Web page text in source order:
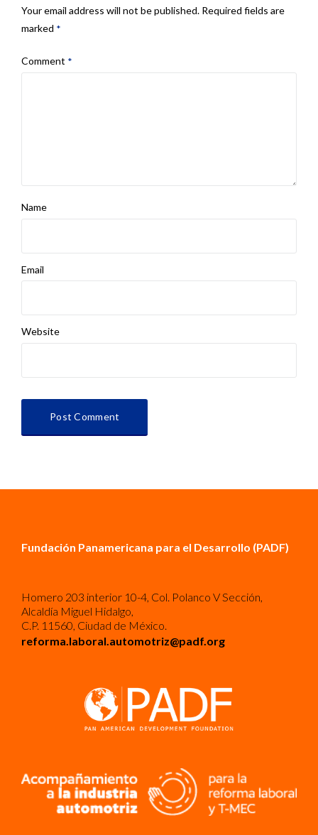
Your email address will not be published. Required fields are
marked *
Comment *
Name
Email
Website
Fundación Panamericana para el Desarrollo (PADF)
Homero 203 interior 10-4, Col. Polanco V Sección,
Alcaldía Miguel Hidalgo,
C.P. 11560, Ciudad de México.
reforma.laboral.automotriz@padf.org